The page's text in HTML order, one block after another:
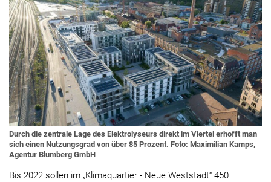
Durch die zentrale Lage des Elektrolyseurs direkt im Viertel erhofft man
sich einen Nutzungsgrad von über 85 Prozent. Foto: Maximilian Kamps,
Agentur Blumberg GmbH
Bis 2022 sollen im „Klimaquartier - Neue Weststadt“ 450